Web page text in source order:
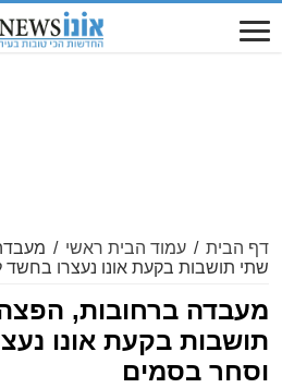
דף הבית / עמוד הבית ראשי /
שתי תושבות בקעת אונו נעצרו בחשד
מעבדה ברחובות,
תושבות בקעת אונו
וסחר בסמים